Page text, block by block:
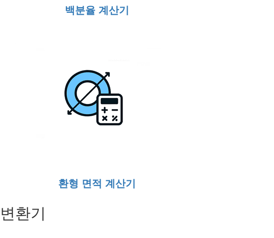
백분율 계산기
환형 면적 계산기
변환기